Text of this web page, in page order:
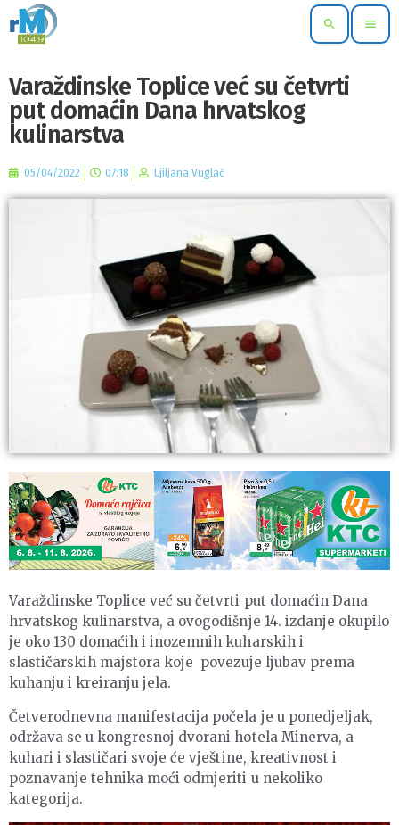
search menu
Varaždinske Toplice već su četvrti
put domaćin Dana hrvatskog
kulinarstva
05/04/2022 07:18 Ljiljana Vuglač
Varaždinske Toplice već su četvrti put domaćin Dana
hrvatskog kulinarstva, a ovogodišnje 14. izdanje okupilo
je oko 130 domaćih i inozemnih kuharskih i
slastičarskih majstora koje povezuje ljubav prema
kuhanju i kreiranju jela.
Četverodnevna manifestacija počela je u ponedjeljak,
održava se u kongresnoj dvorani hotela Minerva, a
kuhari i slastičari svoje će vještine, kreativnost i
poznavanje tehnika moći odmjeriti u nekoliko
kategorija.